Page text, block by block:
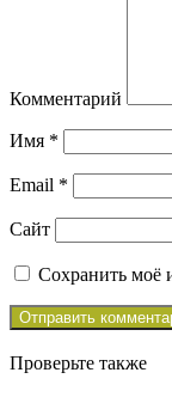
Комментарий
Имя *
Email *
Сайт
Сохранить моё
Проверьте также